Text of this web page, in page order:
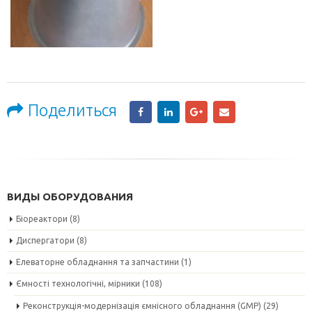
Поделиться
ВИДЫ ОБОРУДОВАНИЯ
Біореактори (8)
Диспергатори (8)
Елеваторне обладнання та запчастини (1)
Ємності технологічні, мірники (108)
Реконструкція-модернізація ємнісного обладнання (GMP) (29)